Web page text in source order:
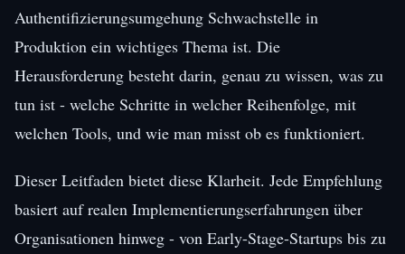
Authentifizierungsumgehung Schwachstelle in
Produktion ein wichtiges Thema ist. Die
Herausforderung besteht darin, genau zu wissen, was zu
tun ist - welche Schritte in welcher Reihenfolge, mit
welchen Tools, und wie man misst ob es funktioniert.
Dieser Leitfaden bietet diese Klarheit. Jede Empfehlung
basiert auf realen Implementierungserfahrungen über
Organisationen hinweg - von Early-Stage-Startups bis zu